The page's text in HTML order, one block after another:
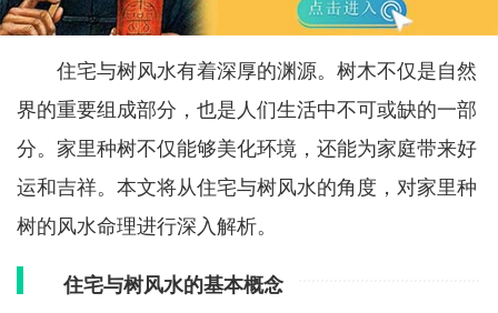
住宅与树风水有着深厚的渊源。树木不仅是自然
界的重要组成部分，也是人们生活中不可或缺的一部
分。家里种树不仅能够美化环境，还能为家庭带来好
运和吉祥。本文将从住宅与树风水的角度，对家里种
树的风水命理进行深入解析。
住宅与树风水的基本概念